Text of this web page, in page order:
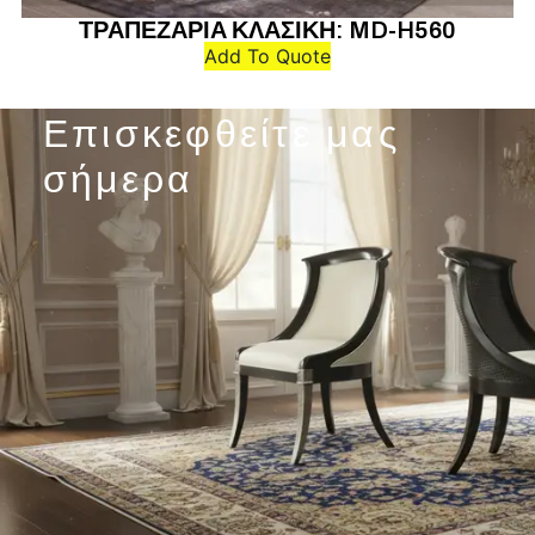
ΤΡΑΠΕΖΑΡΙΑ ΚΛΑΣΙΚΗ: MD-H560
Add To Quote
Επισκεφθείτε μας
σήμερα